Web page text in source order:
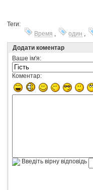
Теги:
Время , один ,
Додати коментар
Ваше ім'я:
Коментар:
Введіть вірну відповідь